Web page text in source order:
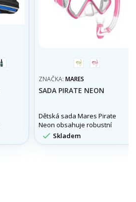
aqua žlutá růžová
ZNAČKA: MARES
SADA PIRATE NEON
Dětská sada Mares Pirate
Neon obsahuje robustní
silikonovou masku s širokým
zorným polem a šnorchl s
 Skladem